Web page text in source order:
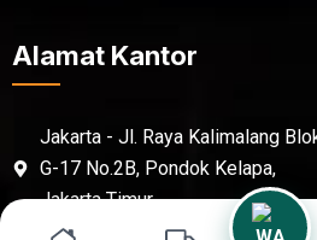
Alamat Kantor
Jakarta - Jl. Raya Kalimalang
G-17 No.2B, Pondok Kelapa,
Jakarta Timur,